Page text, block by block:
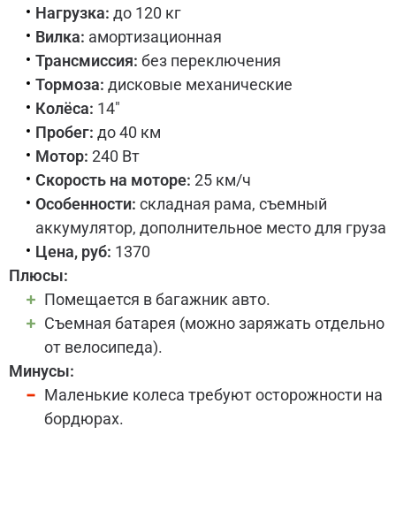
Нагрузка: до 120 кг
Вилка: амортизационная
Трансмиссия: без переключения
Тормоза: дисковые механические
Колёса: 14"
Пробег: до 40 км
Мотор: 240 Вт
Скорость на моторе: 25 км/ч
Особенности: складная рама, съемный
аккумулятор, дополнительное место для груза
Цена, руб: 1370
Плюсы:
Помещается в багажник авто.
Съемная батарея (можно заряжать отдельно
от велосипеда).
Минусы:
Маленькие колеса требуют осторожности на
бордюрах.